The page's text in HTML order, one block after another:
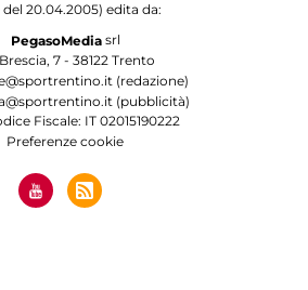
del 20.04.2005) edita da:
PegasoMediasrl
7 - 38122 Trento
(redazione)
(pubblicità)
Fiscale: IT 02015190222
Preferenze cookie